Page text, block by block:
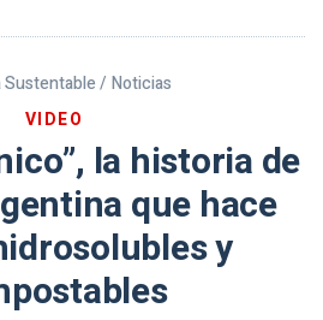
Sustentable / Noticias
VIDEO
la historia de
que hace
y